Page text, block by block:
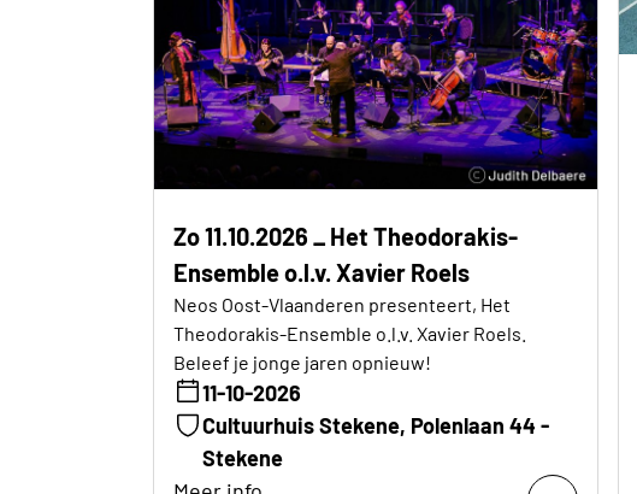
Zo 11.10.2026 _ Het Theodorakis-
Ensemble o.l.v. Xavier Roels
Neos Oost-Vlaanderen presenteert, Het
Theodorakis-Ensemble o.l.v. Xavier Roels.
Beleef je jonge jaren opnieuw!
11-10-2026
Cultuurhuis Stekene, Polenlaan 44 -
Stekene
Meer info